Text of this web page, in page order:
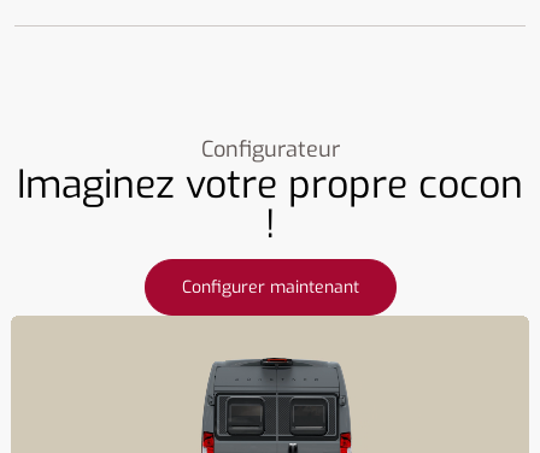
Configurateur
Imaginez votre propre cocon
!
Configurer maintenant